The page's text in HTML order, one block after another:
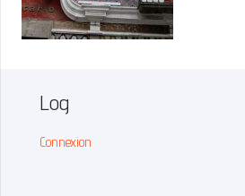
Log
Connexion